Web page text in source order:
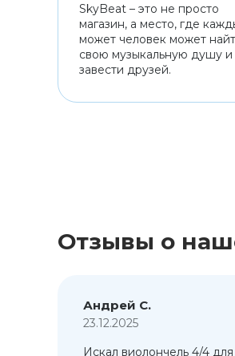
SkyBeat – это не просто
магазин, а место, где
может человек может
свою музыкальную душу и
завести друзей.
Отзывы о
Андрей С.
23.12.2025
Искал виолончель 4/4